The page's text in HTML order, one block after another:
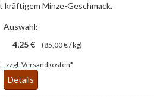
kräftigem Minze-Geschmack.
Auswahl:
4,25 € (85,00 € / kg)
zzgl. Versandkosten*
Details